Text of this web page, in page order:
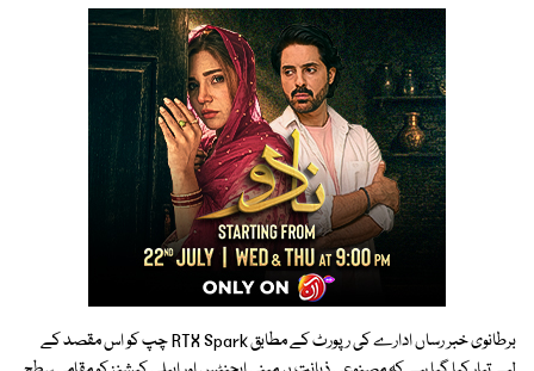
برطانوی خبر رساں ادارے کی رپورٹ کے مطابق RTX Spark چپ کو اس مقصد کے